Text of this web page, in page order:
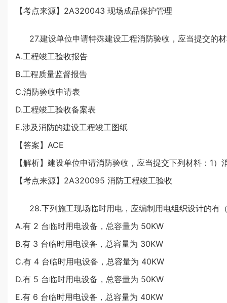
【考点来源】2A320043 现场成品保护管理
27.建设单位申请特殊建设工程消防验收，应当提交的
A.工程竣工验收报告
B.工程质量监督报告
C.消防验收申请表
D.工程竣工验收备案表
E.涉及消防的建设工程竣工图纸
【答案】ACE
【解析】建设单位申请消防验收，应当提交下列材料：1
【考点来源】2A320095 消防工程竣工验收
28.下列施工现场临时用电，应编制用电组织设计的有
A.有 2 台临时用电设备，总容量为 50KW
B.有 3 台临时用电设备，总容量为 30KW
C.有 4 台临时用电设备，总容量为 40KW
D.有 5 台临时用电设备，总容量为 50KW
E.有 6 台临时用电设备，总容量为 40KW